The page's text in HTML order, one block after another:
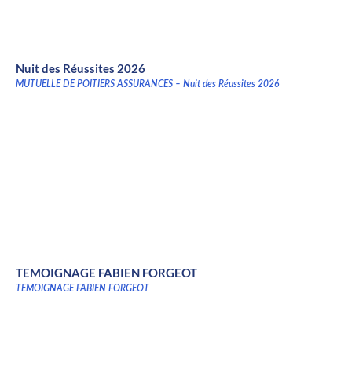
Nuit des Réussites 2026
MUTUELLE DE POITIERS ASSURANCES – Nuit des Réussites 2026
TEMOIGNAGE FABIEN FORGEOT
TEMOIGNAGE FABIEN FORGEOT